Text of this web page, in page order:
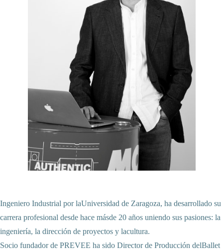
Ingeniero Industrial por laUniversidad de Zaragoza, ha desarrollado su
carrera profesional desde hace másde 20 años uniendo sus pasiones: la
ingeniería, la dirección de proyectos y lacultura.
Socio fundador de PREVEE ha sido Director de Producción delBallet